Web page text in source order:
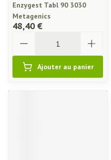
Enzygest Tabl 90 3030
Metagenics
48,40 €
Ajouter au panier